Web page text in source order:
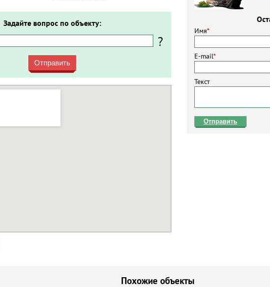
Имя*
E-mail*
Текст
Отправить
Задайте вопрос по объекту:
?
Отправить
Похожие объекты